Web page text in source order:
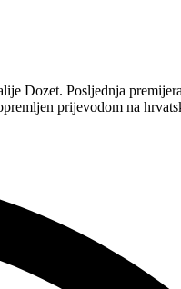
Dozet. Posljednja
prijevodom na